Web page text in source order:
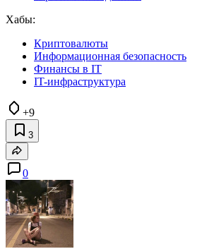
Хабы:
Криптовалюты
Информационная безопасность
Финансы в IT
IT-инфраструктура
+9
3
0